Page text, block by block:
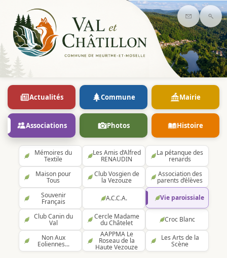
Contact
Actualités Commune Mairie
Associations Photos Histoire
Mémoires du
Textile
Les Amis d’Alfred
RENAUDIN
La pétanque des
renards
Maison pour
Tous
Club Vosgien de
la Vezouze
Association des
parents d’élèves
Souvenir
Français A.C.C.A. Vie paroissiale
Club Canin du
Val
Cercle Madame
du Châtelet Croc Blanc
Non Aux
Eoliennes...
AAPPMA Le
Roseau de la
Haute Vezouze
Les Arts de la
Scène